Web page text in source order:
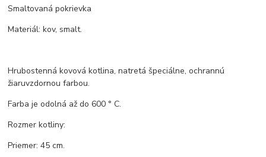
Smaltovaná pokrievka
Materiál: kov, smalt.
Hrubostenná kovová kotlina, natretá špeciálne, ochrannú
žiaruvzdornou farbou.
Farba je odolná až do 600 ° C.
Rozmer kotliny:
Priemer: 45 cm.